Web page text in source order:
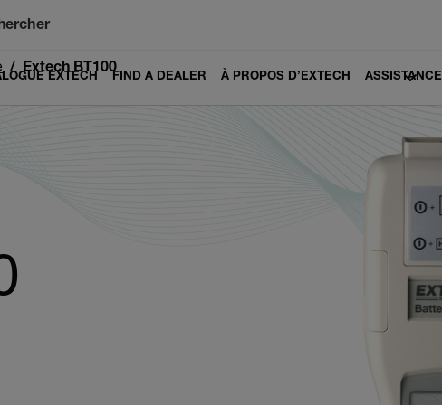
EXTECH FIND A DEALER À PROPOS D’EXTECH ASSISTANCE
Extech BT100